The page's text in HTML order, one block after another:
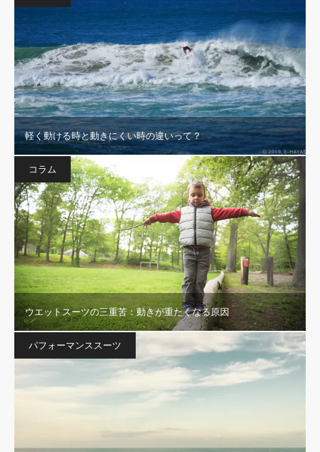
軽く動ける時と動きにくい時の違いって？
コラム
ウエットスーツの三重苦：動きが重たくなる原因
パフォーマンススーツ